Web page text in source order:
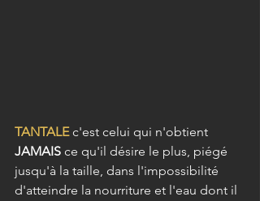
TANTALE c'est celui qui n'obtient
JAMAIS ce qu'il désire le plus, piégé
jusqu'à la taille, dans l'impossibilité
d'atteindre la nourriture et l'eau dont il